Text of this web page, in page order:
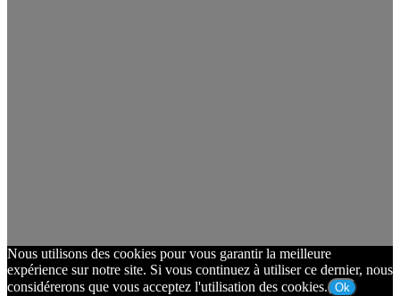
Nous utilisons des cookies pour vous garantir la meilleure
expérience sur notre site. Si vous continuez à utiliser ce dernier, nous
considérerons que vous acceptez l'utilisation des cookies. Ok